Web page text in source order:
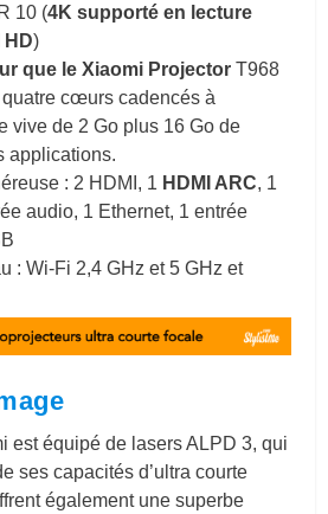
10 (4K supporté en lecture
HD)
que le Xiaomi Projector T968
cœurs cadencés à
vive de 2 Go plus 16 Go de
applications.
: 2 HDMI, 1 HDMI ARC, 1
audio, 1 Ethernet, 1 entrée
: Wi-Fi 2,4 GHz et 5 GHz et
est équipé de lasers ALPD 3, qui
ses capacités d’ultra courte
également une superbe